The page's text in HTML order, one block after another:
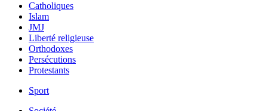
Catholiques
Islam
JMJ
Liberté religieuse
Orthodoxes
Persécutions
Protestants
Sport